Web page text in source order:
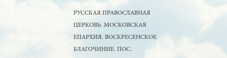
РУССКАЯ ПРАВОСЛАВНАЯ
ЦЕРКОВЬ. МОСКОВСКАЯ
ЕПАРХИЯ. ВОСКРЕСЕНСКОЕ
БЛАГОЧИНИЕ. ПОС.